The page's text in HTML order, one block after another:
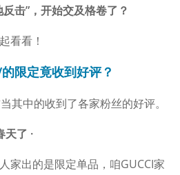
击”，开始交及格卷了？
看看！
限定竟收到好评？
其中的收到了各家粉丝的好评。
天了 ·
家出的是限定单品，咱GUCCI家